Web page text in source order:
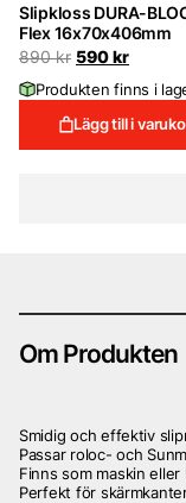
Slipkloss DURA-
Flex 16x70x406mm
890kr Det
priset
890 kr.
590krDet
priset
590 kr.
Produkten finns i
Lägg till i
Om Produkten
Smidig och effektiv
Passar roloc- och
Finns som maskin
Perfekt för